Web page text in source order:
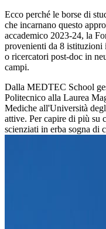
Ecco perché le borse di
che incarnano questo
accademico 2023-24, la
provenienti da 8 istituzioni
o ricercatori post-doc in
campi.
Dalla MEDTEC School
Politecnico alla Laurea
Mediche all'Università
attive. Per capire di più su
scienziati in erba sogna di